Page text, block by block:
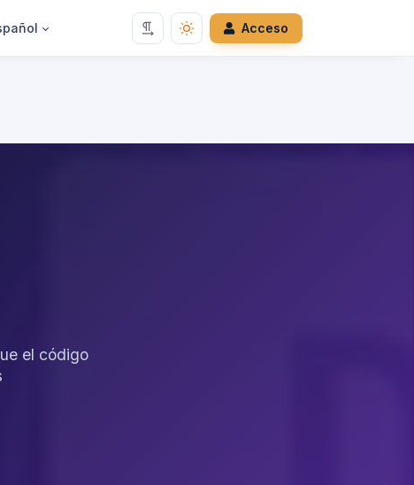
Acceso
el código